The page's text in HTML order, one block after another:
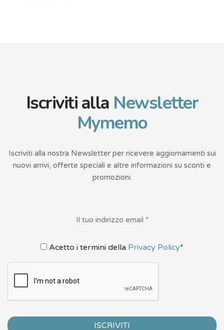
Iscriviti alla Newsletter
Mymemo
Iscriviti alla nostra Newsletter per ricevere aggiornamenti sui
nuovi arrivi, offerte speciali e altre informazioni su sconti e
promozioni.
Acetto i termini della Privacy Policy*
ISCRIVITI